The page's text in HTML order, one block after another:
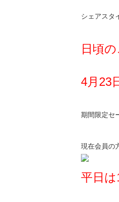
シェアスタ
日頃
4月23
期間限定セ
現在会員の
平日